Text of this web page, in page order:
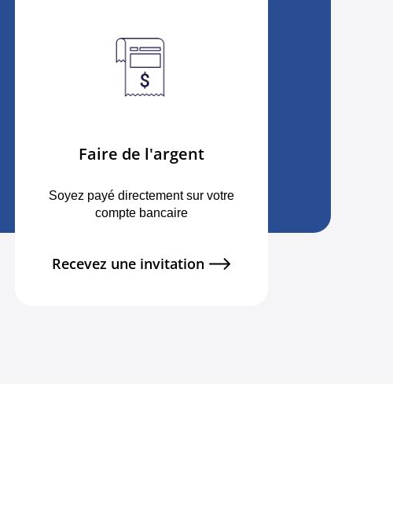
Faire de l'argent
Soyez payé directement sur votre
compte bancaire
Recevez une invitation